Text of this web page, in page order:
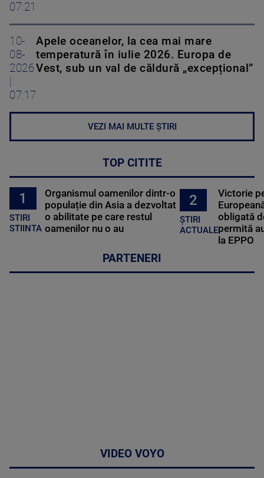
07:21
10-
08-
2026
07:17
Apele oceanelor, la cea mai mare
temperatură în iulie 2026. Europa de
Vest, sub un val de căldură „excepțional”
VEZI MAI MULTE ȘTIRI
TOP CITITE
1
STIRI
STIINTA
Organismul oamenilor dintr-o
populație din Asia a dezvoltat
o abilitate pe care restul
oamenilor nu o au
2
ȘTIRI
ACTUALE
Victorie
obligată
permită
la EPPO
PARTENERI
VIDEO VOYO